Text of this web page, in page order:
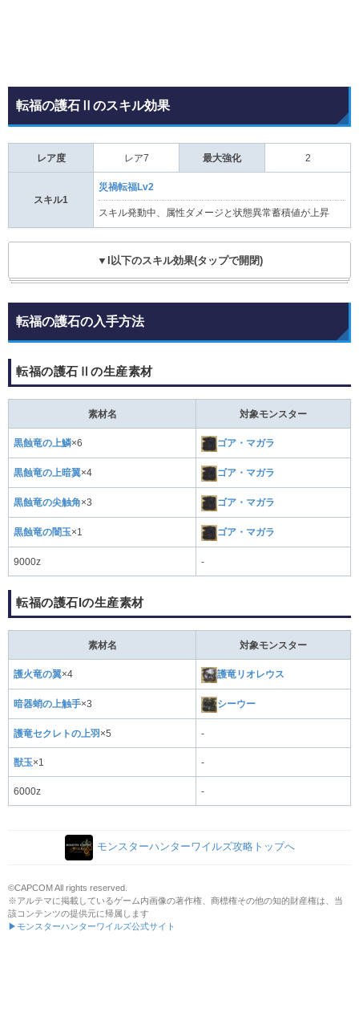
転福の護石Ⅱのスキル効果
レア度 レア7 最大強化 2
スキル1
災禍転福Lv2
スキル発動中、属性ダメージと状態異常蓄積値が上昇
▼I以下のスキル効果(タップで開閉)
転福の護石の入手方法
転福の護石Ⅱの生産素材
素材名 対象モンスター
黒蝕竜の上鱗×6 ゴア・マガラ
黒蝕竜の上暗翼×4 ゴア・マガラ
黒蝕竜の尖触角×3 ゴア・マガラ
黒蝕竜の闇玉×1 ゴア・マガラ
9000z -
転福の護石Iの生産素材
素材名 対象モンスター
護火竜の翼×4 護竜リオレウス
暗器蛸の上触手×3 シーウー
護竜セクレトの上羽 ×5 -
獣玉×1 -
6000z -
モンスターハンターワイルズ攻略トップへ
©CAPCOM All rights reserved.
※アルテマに掲載しているゲーム内画像の著作権、商標権その他の知的財産権は、当
該コンテンツの提供元に帰属します
▶モンスターハンターワイルズ公式サイト